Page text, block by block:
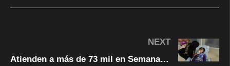
NEXT
Atienden a más de 73 mil en Semana de Salud Bucal